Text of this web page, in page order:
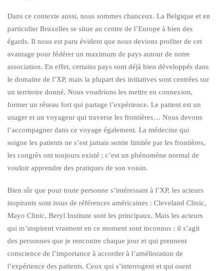
Dans ce contexte aussi, nous sommes chanceux. La Belgique et en
particulier Bruxelles se situe au centre de l’Europe à bien des
égards. Il nous est paru évident que nous devions profiter de cet
avantage pour fédérer un maximum de pays autour de notre
association. En effet, certains pays sont déjà bien développés dans
le domaine de l’XP, mais la plupart des initiatives sont centrées sur
un territoire donné. Nous voudrions les mettre en connexion,
former un réseau fort qui partage l’expérience. Le patient est un
usager et un voyageur qui traverse les frontières… Nous devons
l’accompagner dans ce voyage également. La médecine qui
soigne les patients ne s’est jamais sentie limitée par les frontières,
les congrès ont toujours existé ; c’est un phénomène normal de
vouloir apprendre des pratiques de son voisin.
Bien sûr que pour toute personne s’intéressant à l’XP, les acteurs
inspirants sont issus de références américaines : Cleveland Clinic,
Mayo Clinic, Beryl Institute sont les principaux. Mais les acteurs
qui m’inspirent vraiment en ce moment sont inconnus : il s’agit
des personnes que je rencontre chaque jour et qui prennent
conscience de l’importance à accorder à l’amélioration de
l’expérience des patients. Ceux qui s’interrogent et qui osent